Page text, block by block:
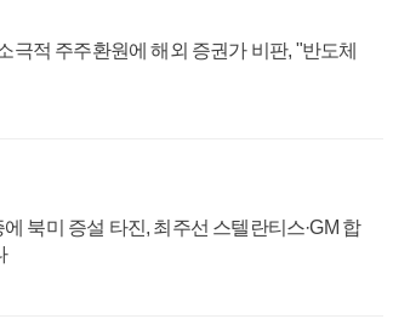
극적 주주환원에 해외 증권가 비판, "반도체
북미 증설 타진, 최주선 스텔란티스·GM 합